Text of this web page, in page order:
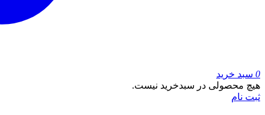
0 سبد خرید
هیچ محصولی در سبدخرید نیست.
ثبت نام